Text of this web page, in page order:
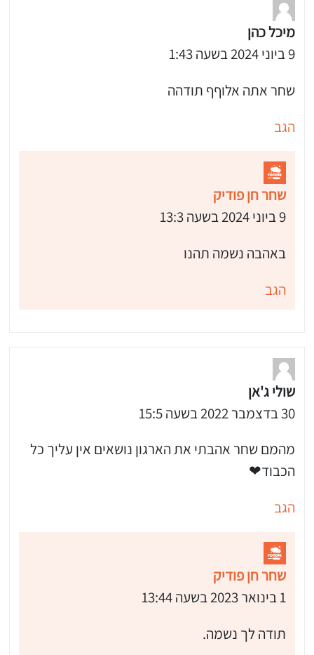
שלי "פודיק" כמנויים עוד היום!
מיכל כהן
9 ביוני 2024 בשעה 1:43
שחר אתה אלוףף תודהה
הגב
שחר חן פודיק
9 ביוני 2024 בשעה 13:3
באהבה נשמה תהנו
הגב
שולי ג'אן
30 בדצמבר 2022 בשעה 15:5
מהמם שחר אהבתי את הארגון נושאים אין עליך כל
הכבוד❤
הגב
שחר חן פודיק
1 בינואר 2023 בשעה 13:44
תודה לך נשמה.